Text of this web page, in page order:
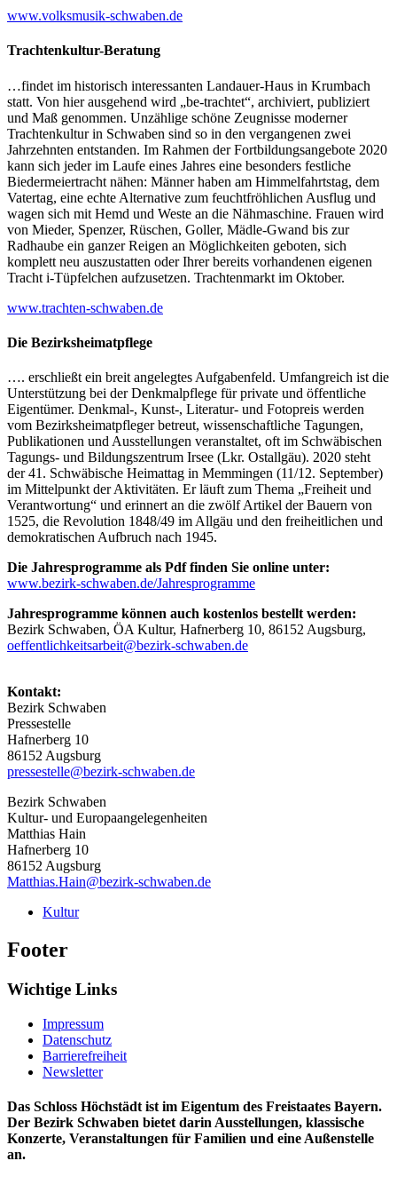
www.volksmusik-schwaben.de
Trachtenkultur-Beratung
…findet im historisch interessanten Landauer-Haus in Krumbach
statt. Von hier ausgehend wird „be-trachtet“, archiviert, publiziert
und Maß genommen. Unzählige schöne Zeugnisse moderner
Trachtenkultur in Schwaben sind so in den vergangenen zwei
Jahrzehnten entstanden. Im Rahmen der Fortbildungsangebote 2020
kann sich jeder im Laufe eines Jahres eine besonders festliche
Biedermeiertracht nähen: Männer haben am Himmelfahrtstag, dem
Vatertag, eine echte Alternative zum feuchtfröhlichen Ausflug und
wagen sich mit Hemd und Weste an die Nähmaschine. Frauen wird
von Mieder, Spenzer, Rüschen, Goller, Mädle-Gwand bis zur
Radhaube ein ganzer Reigen an Möglichkeiten geboten, sich
komplett neu auszustatten oder Ihrer bereits vorhandenen eigenen
Tracht i-Tüpfelchen aufzusetzen. Trachtenmarkt im Oktober.
www.trachten-schwaben.de
Die Bezirksheimatpflege
…. erschließt ein breit angelegtes Aufgabenfeld. Umfangreich ist die
Unterstützung bei der Denkmalpflege für private und öffentliche
Eigentümer. Denkmal-, Kunst-, Literatur- und Fotopreis werden
vom Bezirksheimatpfleger betreut, wissenschaftliche Tagungen,
Publikationen und Ausstellungen veranstaltet, oft im Schwäbischen
Tagungs- und Bildungszentrum Irsee (Lkr. Ostallgäu). 2020 steht
der 41. Schwäbische Heimattag in Memmingen (11/12. September)
im Mittelpunkt der Aktivitäten. Er läuft zum Thema „Freiheit und
Verantwortung“ und erinnert an die zwölf Artikel der Bauern von
1525, die Revolution 1848/49 im Allgäu und den freiheitlichen und
demokratischen Aufbruch nach 1945.
Die Jahresprogramme als Pdf finden Sie online unter:
www.bezirk-schwaben.de/Jahresprogramme
Jahresprogramme können auch kostenlos bestellt werden:
Bezirk Schwaben, ÖA Kultur, Hafnerberg 10, 86152 Augsburg,
oeffentlichkeitsarbeit@bezirk-schwaben.de
Kontakt:
Bezirk Schwaben
Pressestelle
Hafnerberg 10
86152 Augsburg
pressestelle@bezirk-schwaben.de
Bezirk Schwaben
Kultur- und Europaangelegenheiten
Matthias Hain
Hafnerberg 10
86152 Augsburg
Matthias.Hain@bezirk-schwaben.de
Kultur
Footer
Wichtige Links
Impressum
Datenschutz
Barrierefreiheit
Newsletter
Das Schloss Höchstädt ist im Eigentum des Freistaates Bayern.
Der Bezirk Schwaben bietet darin Ausstellungen, klassische
Konzerte, Veranstaltungen für Familien und eine Außenstelle
an.